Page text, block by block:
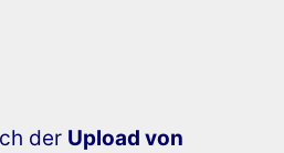
der Upload von